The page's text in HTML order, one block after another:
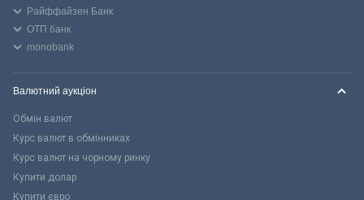
Райффайзен Банк
ОТП банк
monobank
Валютний аукціон
Обмін валют
Курс валют в обмінниках
Курс валют на чорному ринку
Купити долар
Купити євро